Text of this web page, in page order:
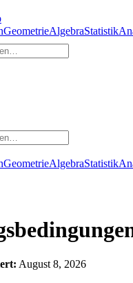
GeometrieAlgebraStatistik
GeometrieAlgebraStatistik
August 8, 2026